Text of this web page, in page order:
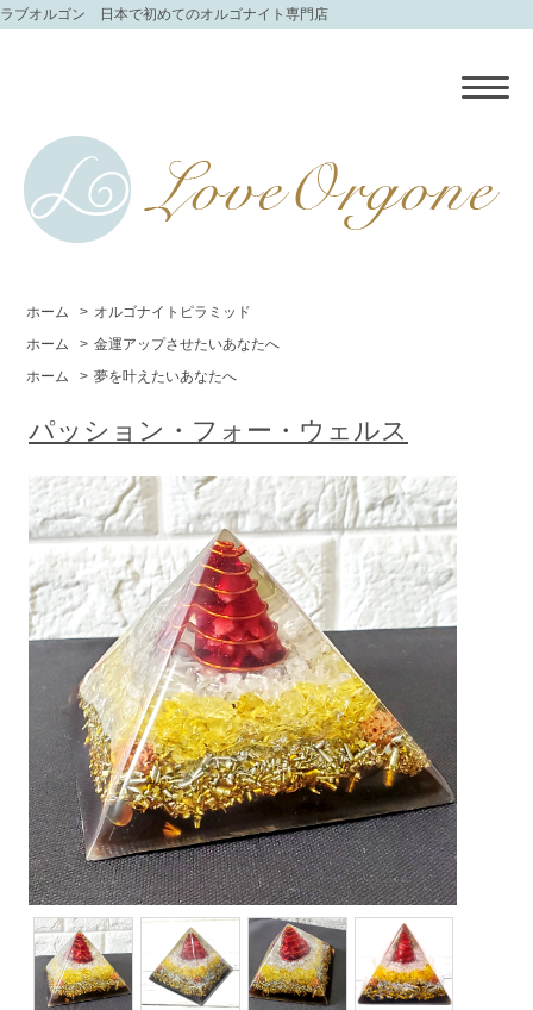
ラブオルゴン 日本で初めてのオルゴナイト専門店
ホーム > オルゴナイトピラミッド
ホーム
> 金運アップさせたいあなたへ
ホーム
> 夢を叶えたいあなたへ
パッション・フォー・ウェルス